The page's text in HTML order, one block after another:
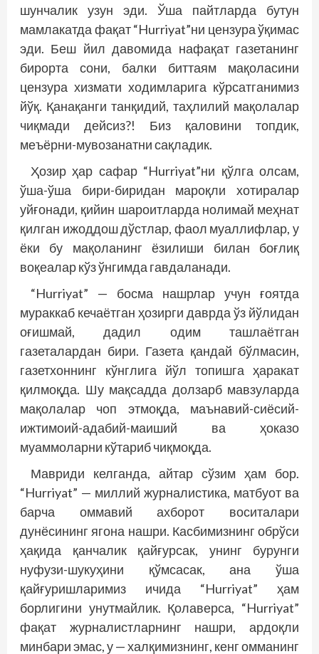
шунчалик узун эди. Ўша пайтларда бутун
мамлакатда фақат “Hurriyat”ни цензура ўқимас
эди. Беш йил давомида нафақат газетанинг
бирорта сони, балки биттаям мақоласини
цензура хизмати ходимларига кўрсатганимиз
йўқ. Қанақанги танқидий, таҳлилий мақолалар
чиқмади дейсиз?! Биз қаловини топдик,
меъёрни-мувозанатни сақладик.
Ҳозир ҳар сафар “Hurriyat”ни қўлга олсам,
ўша-ўша бири-биридан мароқли хотиралар
уйғонади, қийин шароитларда нолимай меҳнат
қилган ижоддош дўстлар, фаол муаллифлар, у
ёки бу мақоланинг ёзилиши билан боғлиқ
воқеалар кўз ўнгимда гавдаланади.
“Hurriyat” — босма нашрлар учун ғоятда
мураккаб кечаётган ҳозирги даврда ўз йўлидан
оғишмай, дадил одим ташлаётган
газеталардан бири. Газета қандай бўлмасин,
газетхоннинг кўнглига йўл топишга ҳаракат
қилмоқда. Шу мақсадда долзарб мавзуларда
мақолалар чоп этмоқда, маънавий-сиёсий-
ижтимоий-адабий-маиший ва ҳоказо
муаммоларни кўтариб чиқмоқда.
Мавриди келганда, айтар сўзим ҳам бор.
“Hurriyat” — миллий журналистика, матбуот ва
барча оммавий ахборот воситалари
дунёсининг ягона нашри. Касбимизнинг обрўси
ҳақида қанчалик қайғурсак, унинг бурунги
нуфузи-шукуҳини қўмсасак, ана ўша
қайғуришларимиз ичида “Hurriyat” ҳам
борлигини унутмайлик. Қолаверса, “Hurriyat”
фақат журналистларнинг нашри, ардоқли
минбари эмас, у — халқимизнинг, кенг омманинг